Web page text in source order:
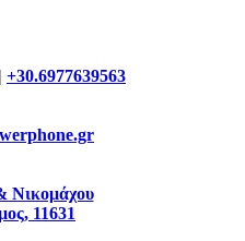
+30.6977639563
Νικομάχου
11631